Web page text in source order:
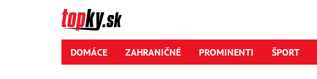
DOMÁCE ZAHRANIČNÉ PROMINENTI ŠPORT